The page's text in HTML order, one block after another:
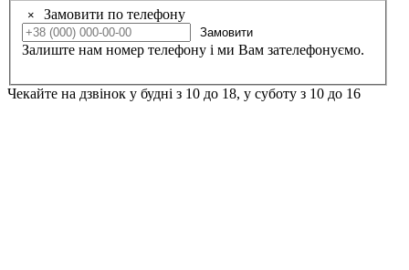
× Замовити по телефону
Замовити
Залиште нам номер телефону і ми Вам зателефонуємо.
Чекайте на дзвінок у будні з 10 до 18, у суботу з 10 до 16